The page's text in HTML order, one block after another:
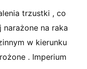
trzustki , co
na raka
w kierunku
. Imperium